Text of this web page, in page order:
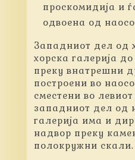
проскомидија и
одвоена од
Западниот дел од
хорска галерија
преку внатрешни
построени во
сместени во
западниот дел од
галерија има и
надвор преку
полокружни скали.